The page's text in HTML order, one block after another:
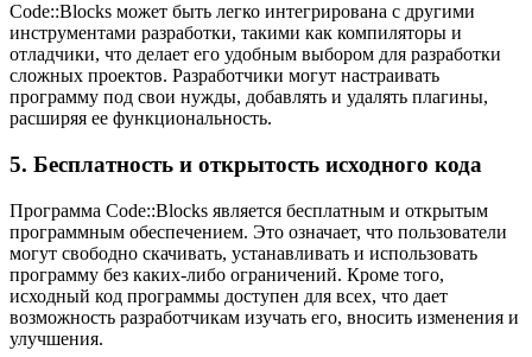
Code::Blocks может быть легко интегрирована с другими
инструментами разработки, такими как компиляторы и
отладчики, что делает его удобным выбором для разработки
сложных проектов. Разработчики могут настраивать
программу под свои нужды, добавлять и удалять плагины,
расширяя ее функциональность.
5. Бесплатность и открытость исходного кода
Программа Code::Blocks является бесплатным и открытым
программным обеспечением. Это означает, что пользователи
могут свободно скачивать, устанавливать и использовать
программу без каких-либо ограничений. Кроме того,
исходный код программы доступен для всех, что дает
возможность разработчикам изучать его, вносить изменения и
улучшения.